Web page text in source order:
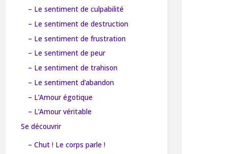
– Le sentiment de culpabilité
– Le sentiment de destruction
– Le sentiment de frustration
– Le sentiment de peur
– Le sentiment de trahison
– Le sentiment d’abandon
– L’Amour égotique
– L’Amour véritable
Se découvrir
– Chut ! Le corps parle !